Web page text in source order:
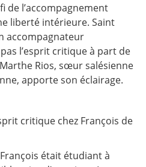
de l’accompagnement
liberté intérieure. Saint
accompagnateur
l’esprit critique à part de
Rios, sœur salésienne
apporte son éclairage.
critique chez François de
était étudiant à